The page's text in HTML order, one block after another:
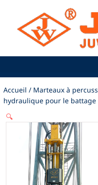
contenu
Accueil / Marteaux à
hydraulique pour le battage
🔍